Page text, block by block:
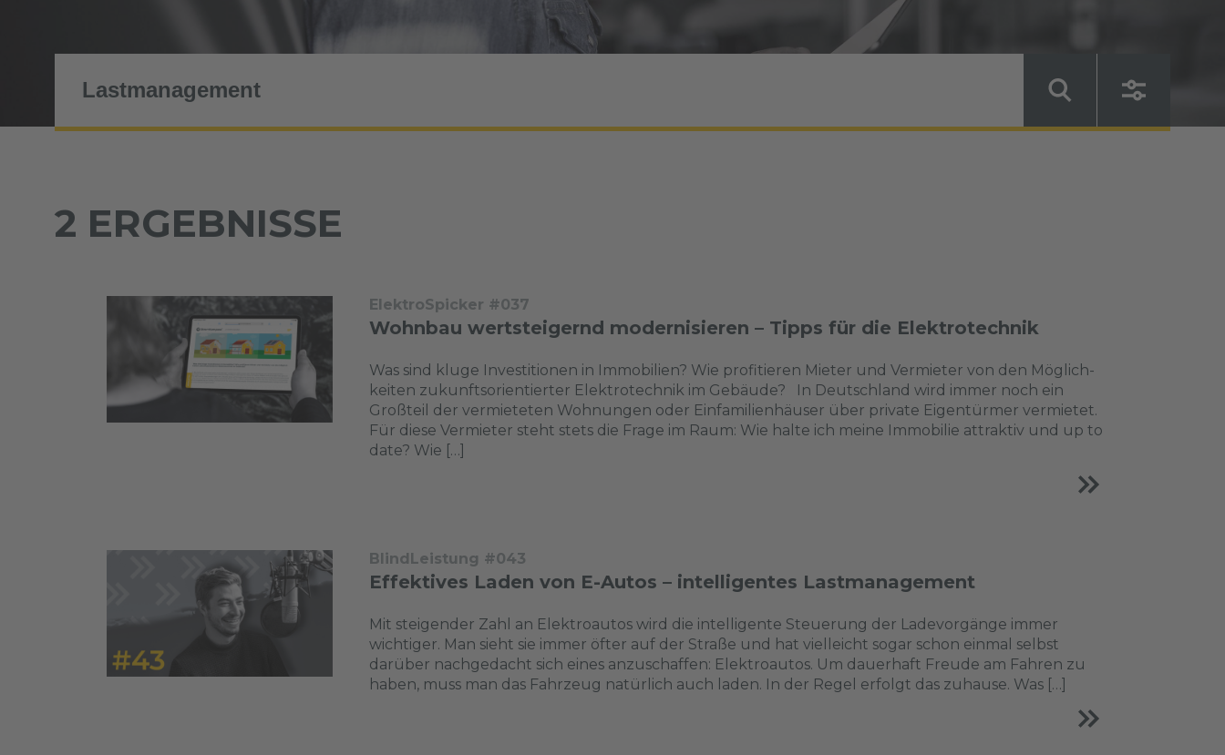
2 ERGEBNISSE
ElektroSpicker #037
Wohnbau wertsteigernd modernisieren – Tipps für die Elektrotechnik
Was sind kluge Investitionen in Immobilien? Wie profitieren Mieter und Vermieter von den Möglich­
keiten zukunftsorientierter Elektrotechnik im Gebäude? In Deutschland wird immer noch ein
Großteil der vermieteten Wohnungen oder Einfamilienhäuser über private Eigentürmer vermietet.
Für diese Vermieter steht stets die Frage im Raum: Wie halte ich meine Immobilie attraktiv und up to
date? Wie […]
BlindLeistung #043
Effektives Laden von E-Autos – intelligentes Lastmanagement
Mit steigender Zahl an Elektroautos wird die intelligente Steuerung der Ladevorgänge immer
wichtiger. Man sieht sie immer öfter auf der Straße und hat vielleicht sogar schon einmal selbst
darüber nachgedacht sich eines anzuschaffen: Elektroautos. Um dauerhaft Freude am Fahren zu
haben, muss man das Fahrzeug natürlich auch laden. In der Regel erfolgt das zuhause. Was […]